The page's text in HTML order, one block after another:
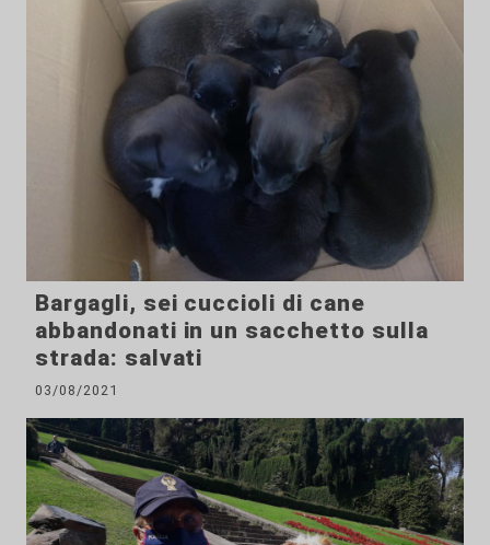
Bargagli, sei cuccioli di cane
abbandonati in un sacchetto sulla
strada: salvati
03/08/2021